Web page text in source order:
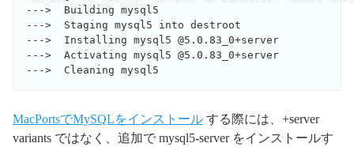
--->  Building mysql5
--->  Staging mysql5 into destroot
--->  Installing mysql5 @5.0.83_0+server
--->  Activating mysql5 @5.0.83_0+server
MacPortsでMySQLをインストール する際には、+server
variants ではなく、追加で mysql5-server をインストールす